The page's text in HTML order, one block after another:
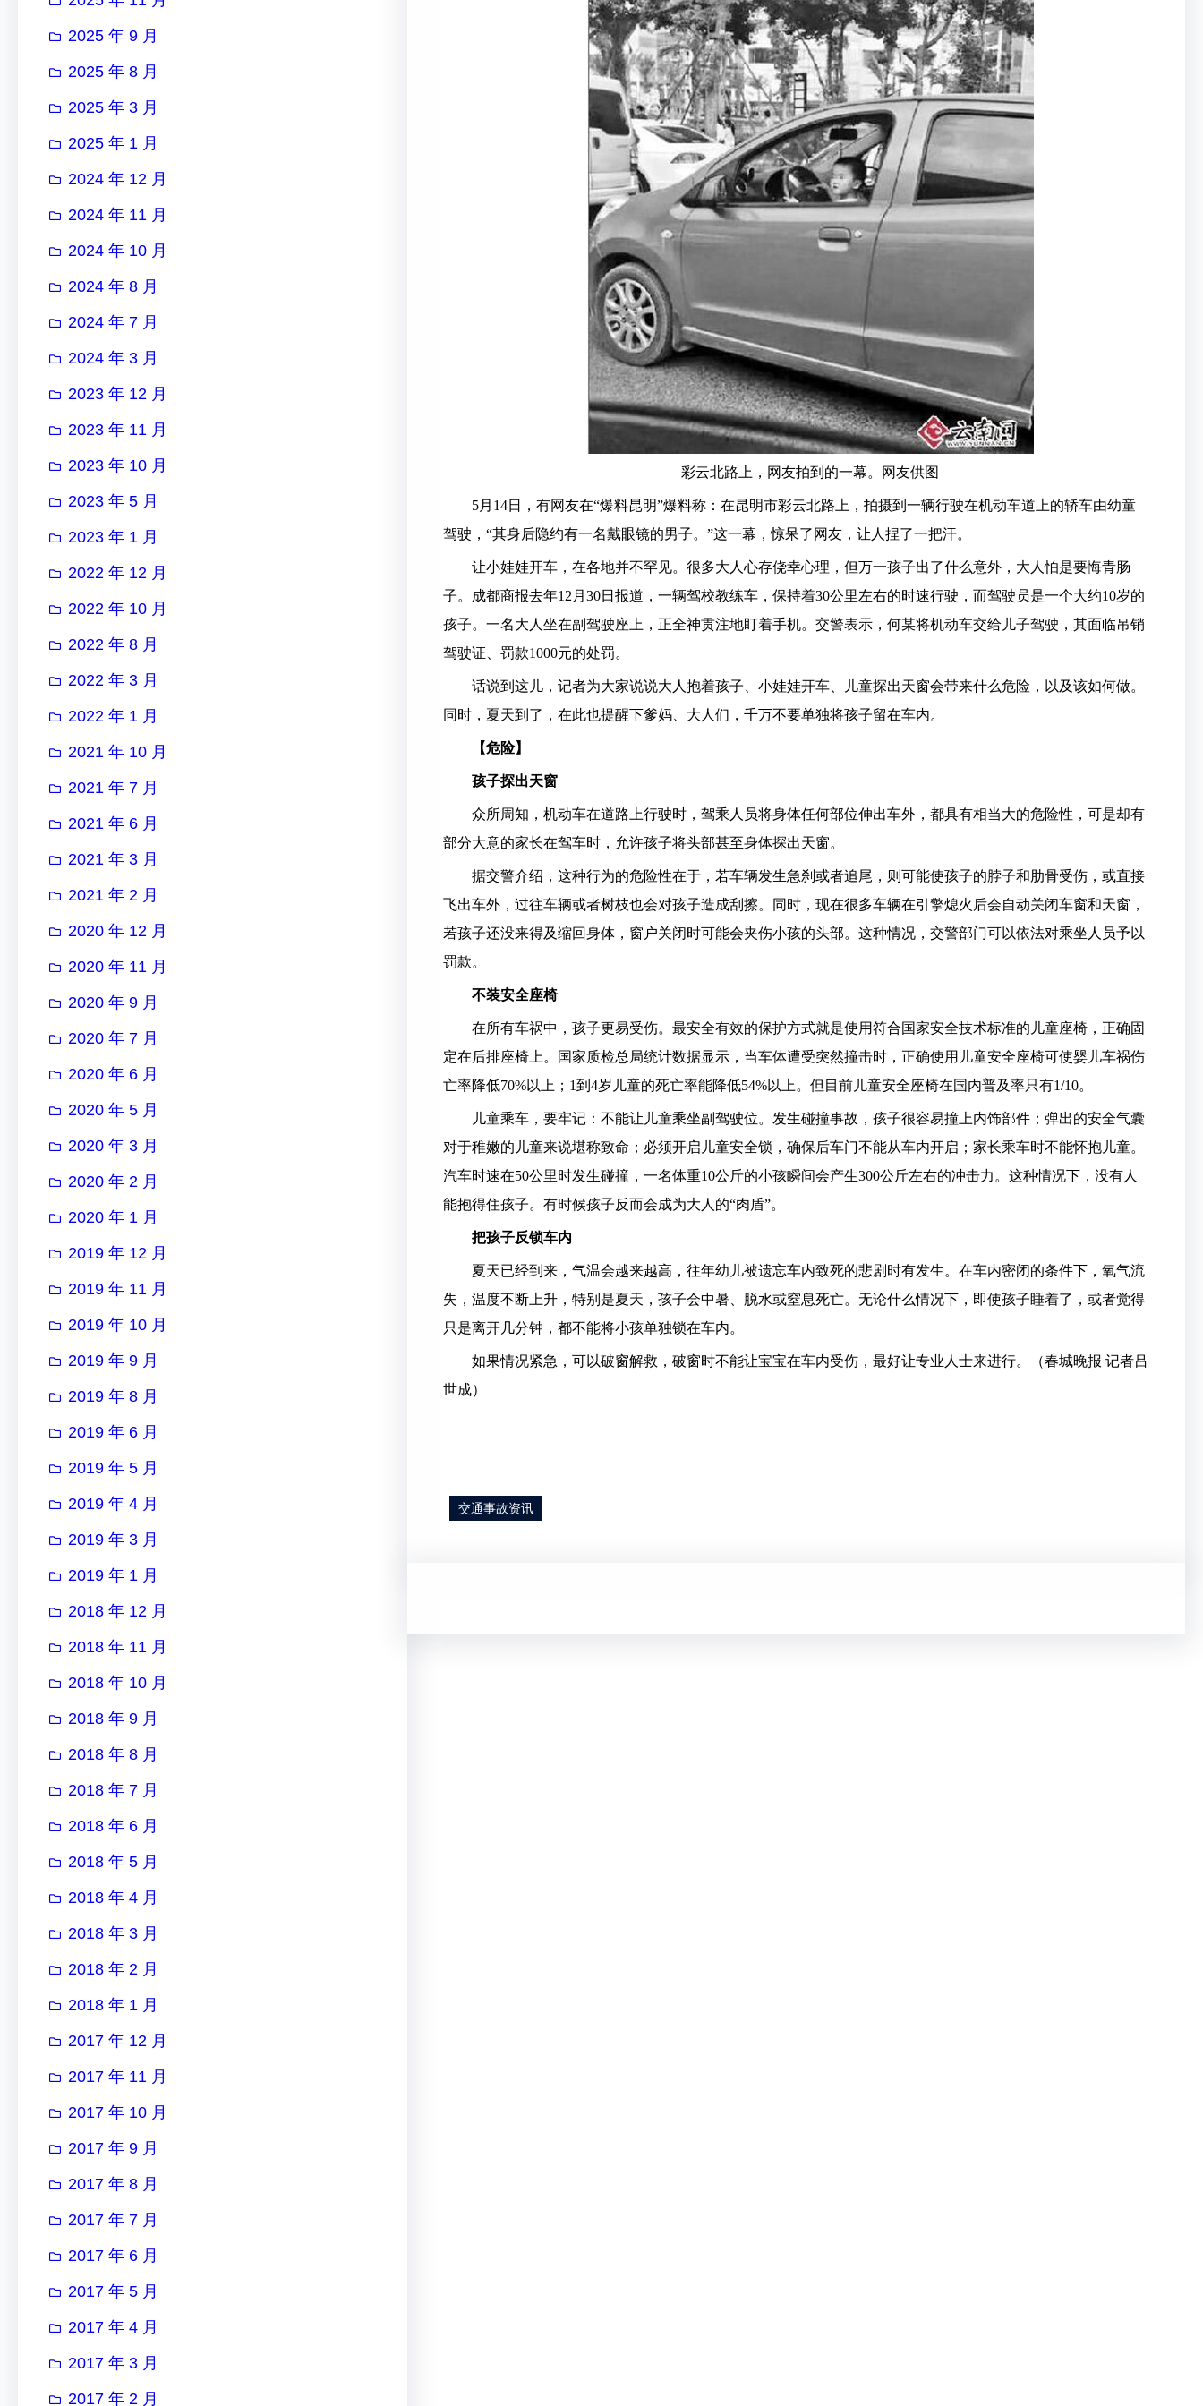
2025 年 9 月
2025 年 8 月
2025 年 3 月
2025 年 1 月
2024 年 12 月
2024 年 11 月
2024 年 10 月
2024 年 8 月
2024 年 7 月
2024 年 3 月
2023 年 12 月
2023 年 11 月
2023 年 10 月
2023 年 5 月
2023 年 1 月
2022 年 12 月
2022 年 10 月
2022 年 8 月
2022 年 3 月
2022 年 1 月
2021 年 10 月
2021 年 7 月
2021 年 6 月
2021 年 3 月
2021 年 2 月
2020 年 12 月
2020 年 11 月
2020 年 9 月
2020 年 7 月
2020 年 6 月
2020 年 5 月
2020 年 3 月
2020 年 2 月
2020 年 1 月
2019 年 12 月
2019 年 11 月
2019 年 10 月
2019 年 9 月
2019 年 8 月
2019 年 6 月
2019 年 5 月
2019 年 4 月
2019 年 3 月
2019 年 1 月
2018 年 12 月
2018 年 11 月
2018 年 10 月
2018 年 9 月
2018 年 8 月
2018 年 7 月
2018 年 6 月
2018 年 5 月
2018 年 4 月
2018 年 3 月
2018 年 2 月
2018 年 1 月
2017 年 12 月
2017 年 11 月
2017 年 10 月
2017 年 9 月
2017 年 8 月
2017 年 7 月
2017 年 6 月
2017 年 5 月
2017 年 4 月
2017 年 3 月
2017 年 2 月
彩云北路上，网友拍到的一幕。网友供图
5月14日，有网友在“爆料昆明”爆料称：在昆明市彩云北路上，拍摄到一辆行驶在机动车道上的轿车由幼童
驾驶，“其身后隐约有一名戴眼镜的男子。”这一幕，惊呆了网友，让人捏了一把汗。
让小娃娃开车，在各地并不罕见。很多大人心存侥幸心理，但万一孩子出了什么意外，大人怕是要悔青肠
子。成都商报去年12月30日报道，一辆驾校教练车，保持着30公里左右的时速行驶，而驾驶员是一个大约10岁的
孩子。一名大人坐在副驾驶座上，正全神贯注地盯着手机。交警表示，何某将机动车交给儿子驾驶，其面临吊销
驾驶证、罚款1000元的处罚。
话说到这儿，记者为大家说说大人抱着孩子、小娃娃开车、儿童探出天窗会带来什么危险，以及该如何做。
同时，夏天到了，在此也提醒下爹妈、大人们，千万不要单独将孩子留在车内。
【危险】
孩子探出天窗
众所周知，机动车在道路上行驶时，驾乘人员将身体任何部位伸出车外，都具有相当大的危险性，可是却有
部分大意的家长在驾车时，允许孩子将头部甚至身体探出天窗。
据交警介绍，这种行为的危险性在于，若车辆发生急刹或者追尾，则可能使孩子的脖子和肋骨受伤，或直接
飞出车外，过往车辆或者树枝也会对孩子造成刮擦。同时，现在很多车辆在引擎熄火后会自动关闭车窗和天窗，
若孩子还没来得及缩回身体，窗户关闭时可能会夹伤小孩的头部。这种情况，交警部门可以依法对乘坐人员予以
罚款。
不装安全座椅
在所有车祸中，孩子更易受伤。最安全有效的保护方式就是使用符合国家安全技术标准的儿童座椅，正确固
定在后排座椅上。国家质检总局统计数据显示，当车体遭受突然撞击时，正确使用儿童安全座椅可使婴儿车祸伤
亡率降低70%以上；1到4岁儿童的死亡率能降低54%以上。但目前儿童安全座椅在国内普及率只有1/10。
儿童乘车，要牢记：不能让儿童乘坐副驾驶位。发生碰撞事故，孩子很容易撞上内饰部件；弹出的安全气囊
对于稚嫩的儿童来说堪称致命；必须开启儿童安全锁，确保后车门不能从车内开启；家长乘车时不能怀抱儿童。
汽车时速在50公里时发生碰撞，一名体重10公斤的小孩瞬间会产生300公斤左右的冲击力。这种情况下，没有人
能抱得住孩子。有时候孩子反而会成为大人的“肉盾”。
把孩子反锁车内
夏天已经到来，气温会越来越高，往年幼儿被遗忘车内致死的悲剧时有发生。在车内密闭的条件下，氧气流
失，温度不断上升，特别是夏天，孩子会中暑、脱水或窒息死亡。无论什么情况下，即使孩子睡着了，或者觉得
只是离开几分钟，都不能将小孩单独锁在车内。
如果情况紧急，可以破窗解救，破窗时不能让宝宝在车内受伤，最好让专业人士来进行。（春城晚报 记者吕
世成）
交通事故资讯